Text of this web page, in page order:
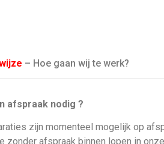
– Hoe gaan wij te werk?
afspraak nodig ?
zijn momenteel mogelijk op
zonder afspraak binnen lopen in